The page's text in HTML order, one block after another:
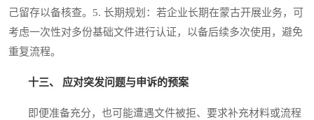
己留存以备核查。5. 长期规划：若企业长期在蒙古开展业务，可
考虑一次性对多份基础文件进行认证，以备后续多次使用，避免
重复流程。
十三、 应对突发问题与申诉的预案
即便准备充分，也可能遭遇文件被拒、要求补充材料或流程